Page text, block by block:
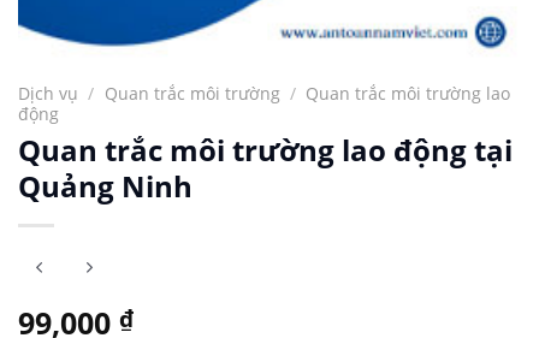
Dịch vụ / Quan trắc môi trường / Quan trắc môi trường lao
động
Quan trắc môi trường lao động tại
Quảng Ninh
99,000 ₫